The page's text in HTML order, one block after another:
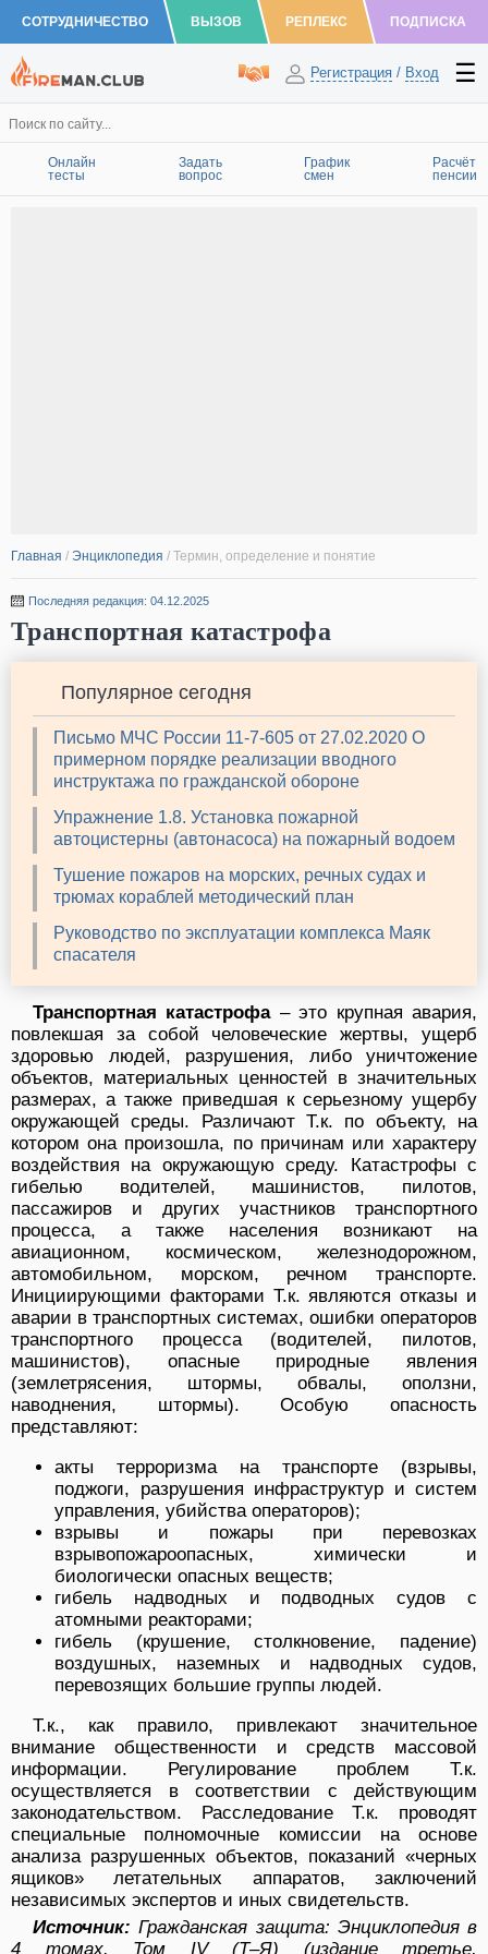
СОТРУДНИЧЕСТВО ВЫЗОВ РЕПЛЕКС ПОДПИСКА
Регистрация / Вход
Онлайн
тесты
Задать
вопрос
График
смен
Расчёт
пенсии
Главная / Энциклопедия / Термин, определение и понятие
Последняя редакция: 04.12.2025
Транспортная катастрофа
Популярное сегодня
Письмо МЧС России 11-7-605 от 27.02.2020 О
примерном порядке реализации вводного
инструктажа по гражданской обороне
Упражнение 1.8. Установка пожарной
автоцистерны (автонасоса) на пожарный водоем
Тушение пожаров на морских, речных судах и
трюмах кораблей методический план
Руководство по эксплуатации комплекса Маяк
спасателя
Транспортная катастрофа– это крупная авария,
повлекшая за собой человеческие жертвы, ущерб
здоровью людей, разрушения, либо уничтожение
объектов, материальных ценностей в значительных
размерах, а также приведшая к серьезному ущербу
окружающей среды. Различают Т.к. по объекту, на
котором она произошла, по причинам или характеру
воздействия на окружающую среду. Катастрофы с
гибелью водителей, машинистов, пилотов,
пассажиров и других участников транспортного
процесса, а также населения возникают на
авиационном, космическом, железнодорожном,
автомобильном, морском, речном транспорте.
Инициирующими факторами Т.к. являются отказы и
аварии в транспортных системах, ошибки операторов
транспортного процесса (водителей, пилотов,
машинистов), опасные природные явления
(землетрясения, штормы, обвалы, оползни,
наводнения, штормы). Особую опасность
представляют:
акты терроризма на транспорте (взрывы,
поджоги, разрушения инфраструктур и систем
управления, убийства операторов);
взрывы и пожары при перевозках
взрывопожароопасных, химически и
биологически опасных веществ;
гибель надводных и подводных судов с
атомными реакторами;
гибель (крушение, столкновение, падение)
воздушных, наземных и надводных судов,
перевозящих большие группы людей.
Т.к., как правило, привлекают значительное
внимание общественности и средств массовой
информации. Регулирование проблем Т.к.
осуществляется в соответствии с действующим
законодательством. Расследование Т.к. проводят
специальные полномочные комиссии на основе
анализа разрушенных объектов, показаний «черных
ящиков» летательных аппаратов, заключений
независимых экспертов и иных свидетельств.
Источник: Гражданская защита: Энциклопедия в
4 томах. Том IV (Т–Я) (издание третье,